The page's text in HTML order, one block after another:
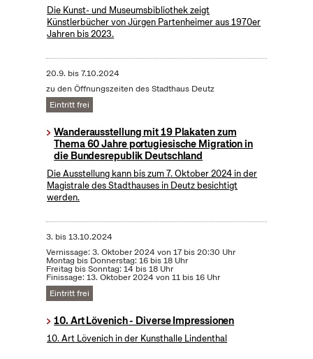
Die Kunst- und Museumsbibliothek zeigt
Künstlerbücher von Jürgen Partenheimer aus 1970er
Jahren bis 2023.
20.9. bis7.10.2024
zu den Öffnungszeiten des Stadthaus Deutz
Eintritt frei
Wanderausstellung mit 19 Plakaten zum
Thema 60 Jahre portugiesische Migration in
die Bundesrepublik Deutschland
Die Ausstellung kann bis zum 7. Oktober 2024 in der
Magistrale des Stadthauses in Deutz besichtigt
werden.
3. bis13.10.2024
Vernissage: 3. Oktober 2024 von 17 bis 20:30 Uhr
Montag bis Donnerstag: 16 bis 18 Uhr
Freitag bis Sonntag: 14 bis 18 Uhr
Finissage: 13. Oktober 2024 von 11 bis 16 Uhr
Eintritt frei
10. Art Lövenich - Diverse Impressionen
10. Art Lövenich in der Kunsthalle Lindenthal